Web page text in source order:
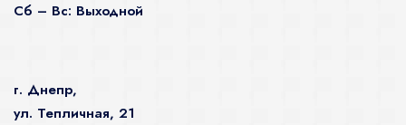
Сб – Вс: Выходной
г. Днепр,
ул. Тепличная, 21